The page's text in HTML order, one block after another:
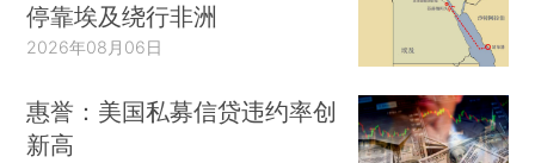
停靠埃及绕行非洲
2026年08月06日
惠誉：美国私募信贷违约率创
新高